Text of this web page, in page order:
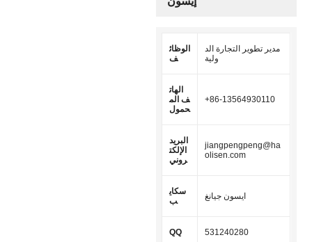
الوظائ
ف
مدير تطوير التجارة الد
ولية
الهات
ف الم
حمول
+86-13564930110
البريد
الإلكت
روني
jiangpengpeng@ha
olisen.com
سكاي
ب
ايسون جيانغ
QQ 531240280